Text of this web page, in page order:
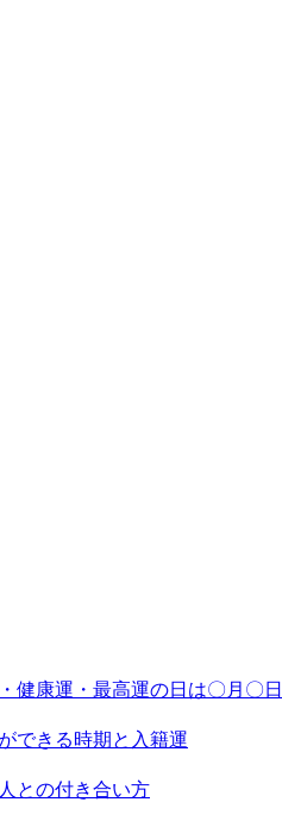
健康運・最高運の日は〇月〇日
できる時期と入籍運
との付き合い方